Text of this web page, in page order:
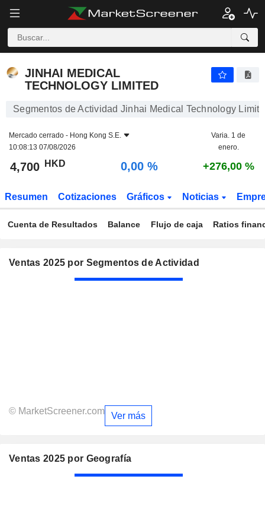
JINHAI MEDICAL
TECHNOLOGY LIMITED
Segmentos de Actividad Jinhai Medical Technology
Mercado cerrado - Hong Kong S.E.
10:08:13 07/08/2026
Varia. 1 de
enero.
4,700 HKD 0,00 % +276,00 %
Resumen Cotizaciones Gráficos Noticias
Cuenta de Resultados Balance Flujo de caja Ratios
Ventas 2025 por Segmentos de Actividad
© MarketScreener.com Ver más
Ventas 2025 por Geografía